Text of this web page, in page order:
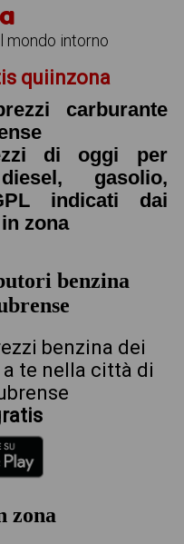
mondo intorno
quiinzona
carburante
di oggi per
gasolio,
indicati dai
zona
benzina
benzina dei
te nella città di
zona